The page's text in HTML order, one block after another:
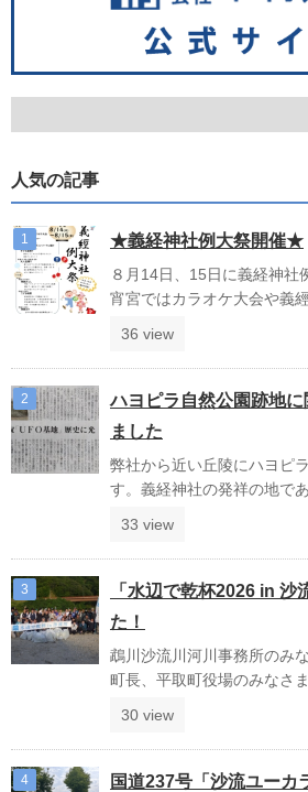
人気の記事
★義経神社例大祭開催★
８月14日、15日に義経神社
宵宮ではカラオケ大会や義經
36 view
ハヨピラ自然公園跡地
ました
弊社から近い丘陵にハヨピ
す。義経神社の発祥の地であ
33 view
「水辺で乾杯2026 in 沙
た！
鵡川沙流川河川事務所のみ
町長、平取町役場のみなさま
30 view
国道237号「沙流ユーカ